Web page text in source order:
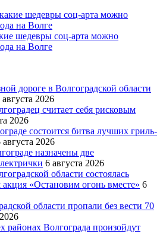
шедевры соц-арта можно
на Волге
дороге в Волгоградской области
августа 2026
считает себя рисковым
2026
состоится битва лучших гриль-
августа 2026
назначены две
6 августа 2026
области состоялась
акция «Остановим огонь вместе» 6
области пропали без вести 70
районах Волгограда произойдут